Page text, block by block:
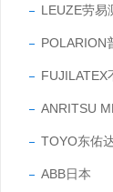
LEUZE劳易
POLARION
FUJILATEX
ANRITSU
TOYO东佑
ABB日本